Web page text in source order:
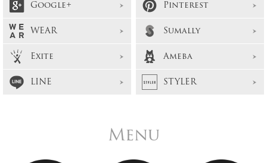
Google+
Pinterest
WEAR
Sumally
Exite
Ameba
LINE
STYLER
Menu